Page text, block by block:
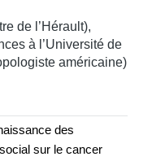
de l’Hérault),
à l’Université de
américaine)
des
sur le cancer